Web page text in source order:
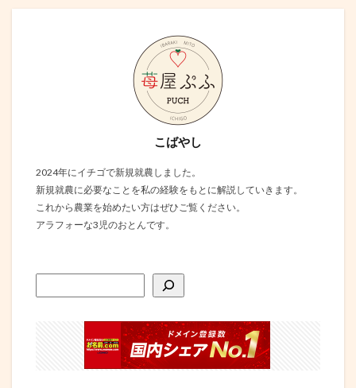
こばやし
2024年にイチゴで新規就農しました。
新規就農に必要なことを私の経験をもとに解説していきます。
これから農業を始めたい方はぜひご覧ください。
アラフォーな3児のおとんです。